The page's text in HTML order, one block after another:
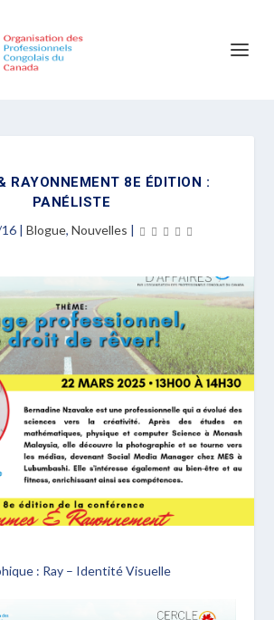
RAYONNEMENT 8E ÉDITION :
PANÉLISTE
| Blogue, Nouvelles |
: Ray – Identité Visuelle